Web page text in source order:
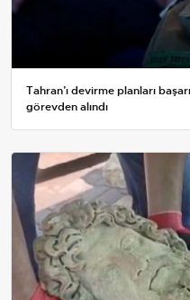
Tahran’ı devirme planları
görevden alındı